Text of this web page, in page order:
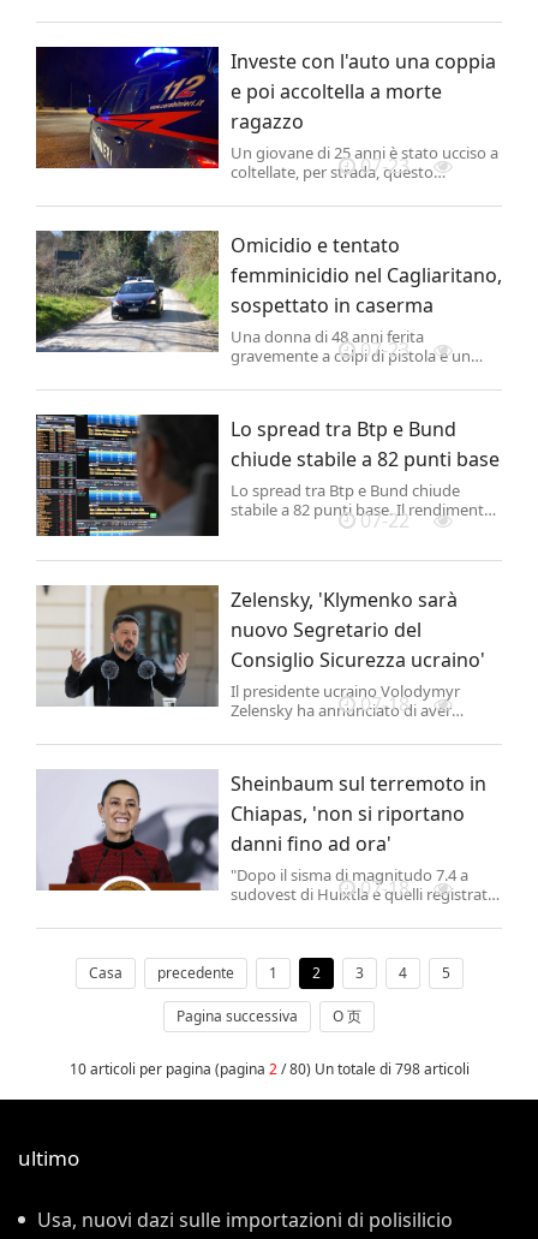
sui prezzi dei carburanti del Mimit, in
prezzo medio dei carburanti in
modalità 'self service' lung...
Investe con l'auto una coppia
e poi accoltella a morte
ragazzo
Un giovane di 25 anni è stato ucciso a
coltellate, per strada, questo
dal conducente di un'auto. Secondo i
investito la vittima mentre si trovava
con una ragazza.
07-23
Omicidio e tentato
femminicidio nel Cagliaritano,
sospettato in caserma
Una donna di 48 anni ferita
gravemente a colpi di pistola e un
È accaduto all'alba di oggi nel
Solanas e trasportata d'urgenza
all'ospedale Brotzu di Cagliari.
07-23
Lo spread tra Btp e Bund
chiude stabile a 82 punti base
Lo spread tra Btp e Bund chiude
stabile a 82 punti base. Il rendimento
del decennale italiano sale al 3,98%. .
07-22
Zelensky, 'Klymenko sarà
nuovo Segretario del
Consiglio Sicurezza ucraino'
Il presidente ucraino Volodymyr
Zelensky ha annunciato di aver
ministro degli Interni, la posizione di
Sicurezza e Difesa dell'Ucraina,
incarico attualmente ricoperto dall'ex
ministro d...
07-18
Sheinbaum sul terremoto in
Chiapas, 'non si riportano
danni fino ad ora'
"Dopo il sisma di magnitudo 7.4 a
sudovest di Huixtla e quelli registrati
governatori di Chiapas e Tabasco,
questo momento".
07-18
Casa precedente 1 2 3 4 5
Pagina successiva O 页
10 articoli per pagina (pagina 2/ 80) Un totale di 798 articoli
ultimo
Usa, nuovi dazi sulle importazioni di polisilicio